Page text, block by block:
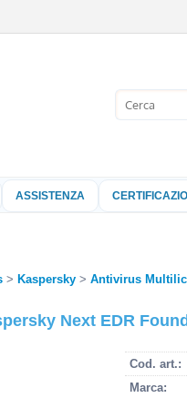
ASSISTENZA
Kaspersky Antivirus
Next EDR
Cod. art.:
Marca: